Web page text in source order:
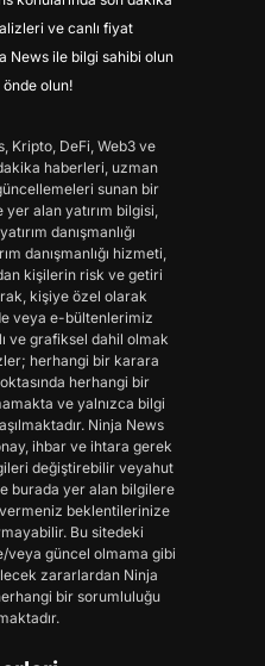
ve canlı fiyat
News ile bilgi sahibi olun
önde olun!
Kripto, DeFi, Web3 ve
haberleri, uzman
sunan bir
alan yatırım bilgisi,
danışmanlığı
danışmanlığı hizmeti,
kişilerin risk ve getiri
kişiye özel olarak
veya e-bültenlerimiz
ve grafiksel dahil olmak
herhangi bir karara
herhangi bir
ve yalnızca bilgi
Ninja News
ihbar ve ihtara gerek
değiştirebilir veyahut
burada yer alan bilgilere
beklentilerinize
Bu sitedeki
veya güncel olmama gibi
zararlardan Ninja
bir sorumluluğu